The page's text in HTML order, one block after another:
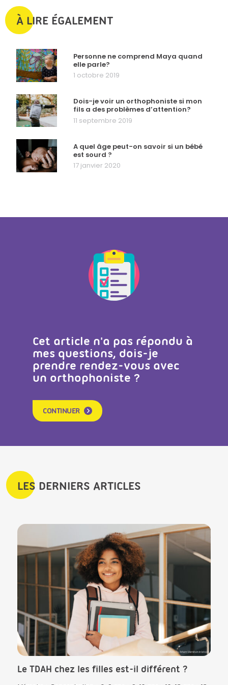
À LIRE ÉGALEMENT
Personne ne comprend Maya quand
elle parle?
1 octobre 2019
Dois-je voir un orthophoniste si mon
fils a des problèmes d’attention?
11 septembre 2019
A quel âge peut-on savoir si un bébé
est sourd ?
17 janvier 2020
Cet article n'a pas répondu à
mes questions, dois-je
prendre rendez-vous avec
un orthophoniste ?
CONTINUER
LES DERNIERS ARTICLES
Crédit photo by Artem Varnitsin in Istock
Le TDAH chez les filles est-il différent ?